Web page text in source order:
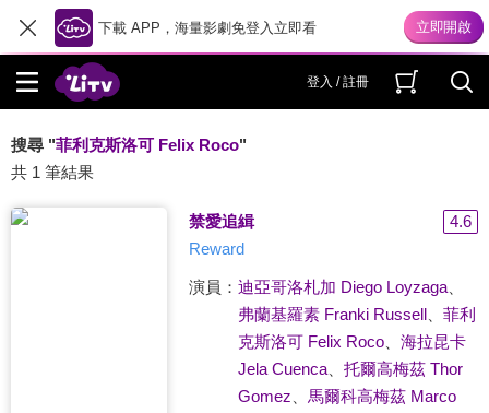
下載 APP，海量影劇免登入立即看
登入 / 註冊
搜尋 "菲利克斯洛可 Felix Roco"
共 1 筆結果
禁愛追緝
4.6
Reward
演員： 迪亞哥洛札加 Diego Loyzaga、
弗蘭基羅素 Franki Russell、 菲利
克斯洛可 Felix Roco、 海拉昆卡
Jela Cuenca、 托爾高梅茲 Thor
Gomez
馬爾科高梅茲 Marco